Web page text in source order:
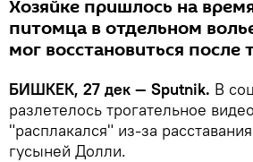
Хозяйке пришлось на
питомца в отдельном
мог восстановиться после
БИШКЕК, 27 дек — Sputnik. В
разлетелось трогательное
"расплакался" из-за
гусыней Долли.